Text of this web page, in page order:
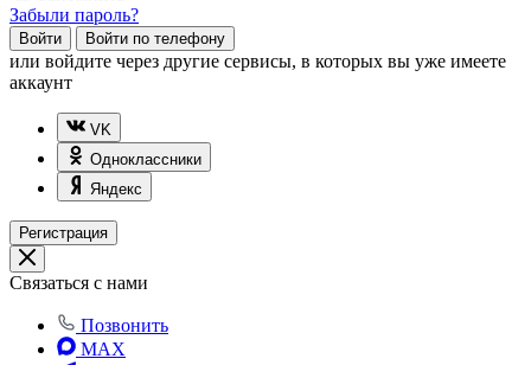
Забыли пароль?
Войти Войти по телефону
или войдите через другие сервисы, в которых вы уже имеете
аккаунт
VK
Одноклассники
Яндекс
Регистрация
Связаться с нами
Позвонить
MAX